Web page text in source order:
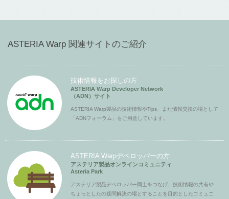
ASTERIA Warp 関連サイトのご紹介
技術情報をお探しの方
ASTERIA Warp Developer Network
（ADN）サイト
ASTERIA Warp製品の技術情報やTips、また情報交換の場として
「ADNフォーラム」をご用意しています。
ASTERIA Warpデベロッパーの方
アステリア製品オンラインコミュニティ
Asteria Park
アステリア製品デベロッパー同士をつなげ、技術情報の共有や
ちょっとしたの疑問解決の場とすることを目的としたコミュニ